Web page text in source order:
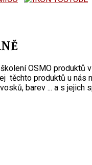
OSMO produktů
těchto produktů u nás
barev ... a s jejich